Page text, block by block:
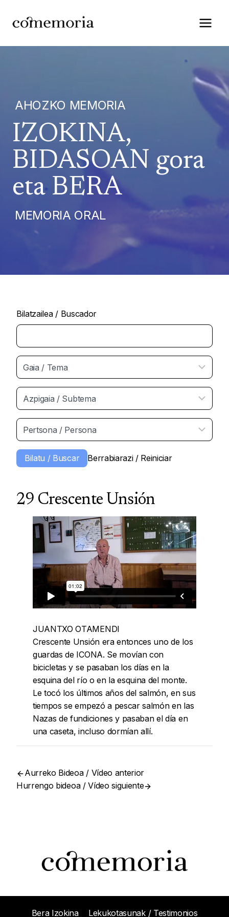
contenido
AHOZKO MEMORIA
IZOKINA,
BIDASOAN gora
eta BERA
MEMORIA ORAL
Bilatzailea / Buscador
29 Crescente Unsión
JUANTXO OTAMENDI
Crescente Unsión era entonces uno de los
guardas de ICONA. Se movían con
bicicletas y se pasaban los días en la
esquina del río o en la esquina del monte.
Le tocó los últimos años del salmón, en sus
tiempos se empezó a pescar salmón en las
Nazas de fundiciones y pasaban el día en
una caseta, incluso dormían allí.
Aurreko Bideoa / Vídeo anterior
Hurrengo bideoa / Vídeo siguiente
Bera Izokina Lekukotasunak / Testimonios